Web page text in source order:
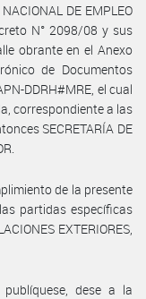
DE EMPLEO
N° 2098/08 y sus
obrante en el Anexo
de Documentos
DDRH#MRE, el cual
correspondiente a las
SECRETARÍA DE
de la presente
partidas específicas
EXTERIORES,
publíquese, dese a la